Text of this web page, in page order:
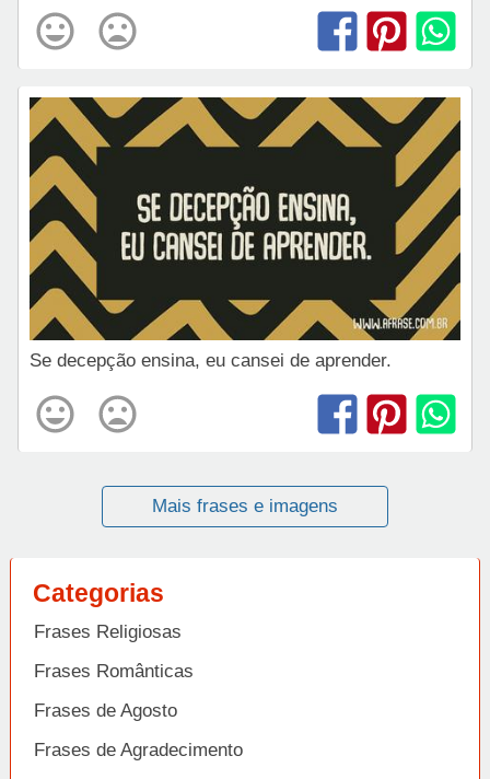
Se decepção ensina, eu cansei de aprender.
Mais frases e imagens
Categorias
Frases Religiosas
Frases Românticas
Frases de Agosto
Frases de Agradecimento